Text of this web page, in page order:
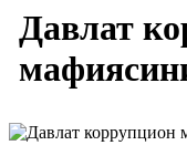
Давлат